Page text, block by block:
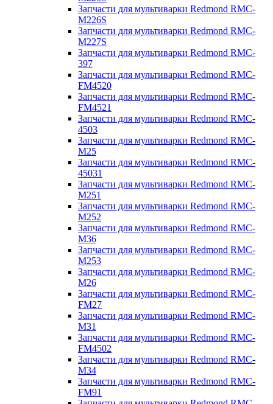
Запчасти для мультиварки Redmond RMC-
M226S
Запчасти для мультиварки Redmond RMC-
M227S
Запчасти для мультиварки Redmond RMC-
397
Запчасти для мультиварки Redmond RMC-
FM4520
Запчасти для мультиварки Redmond RMC-
FM4521
Запчасти для мультиварки Redmond RMC-
4503
Запчасти для мультиварки Redmond RMC-
M25
Запчасти для мультиварки Redmond RMC-
45031
Запчасти для мультиварки Redmond RMC-
M251
Запчасти для мультиварки Redmond RMC-
M252
Запчасти для мультиварки Redmond RMC-
M36
Запчасти для мультиварки Redmond RMC-
M253
Запчасти для мультиварки Redmond RMC-
M26
Запчасти для мультиварки Redmond RMC-
FM27
Запчасти для мультиварки Redmond RMC-
M31
Запчасти для мультиварки Redmond RMC-
FM4502
Запчасти для мультиварки Redmond RMC-
M34
Запчасти для мультиварки Redmond RMC-
FM91